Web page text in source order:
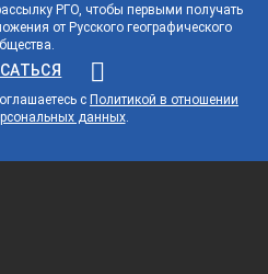
РГО, чтобы первыми получать
от Русского географического
с Политикой в отношении
данных.